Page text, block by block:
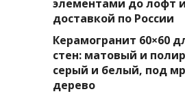
элементами до лофт
доставкой по России
Керамогранит 60×60
стен: матовый и
серый и белый, под
дерево